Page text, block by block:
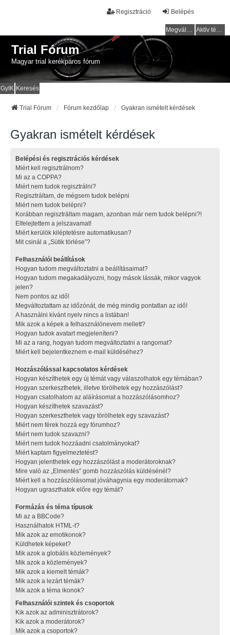
Belépés
Regisztráció
Megválaszolatlan témák Aktív témák
Trial Fórum
Magyar trial kerékpáros fórum
GyIK Keresés
Trial Fórum Fórum kezdőlap Gyakran ismételt kérdések
Gyakran ismételt kérdések
Belépési és regisztrációs kérdések
Miért kell regisztrálnom?
Mi az a COPPA?
Miért nem tudok regisztrálni?
Regisztráltam, de mégsem tudok belépni
Miért nem tudok belépni?
Korábban regisztráltam magam, azonban már nem tudok belépni?!
Elfelejtettem a jelszavamat!
Miért kerülök kiléptetésre automatikusan?
Mit csinál a „Sütik törlése”?
Felhasználói beállítások
Hogyan tudom megváltoztatni a beállításaimat?
Hogyan tudom megakadályozni, hogy mások lássák, mikor vagyok
jelen?
Nem pontos az idő!
Megváltoztattam az időzónát, de még mindig pontatlan az idő!
A használni kívánt nyelv nincs a listában!
Mik azok a képek a felhasználónevem mellett?
Hogyan tudok avatart megjeleníteni?
Mi az a rang, hogyan tudom megváltoztatni a rangomat?
Miért kell bejelentkeznem e-mail küldéséhez?
Hozzászólással kapcsolatos kérdések
Hogyan készíthetek egy új témát vagy válaszolhatok egy témában?
Hogyan szerkeszthetek, illetve törölhetek egy hozzászólást?
Hogyan csatolhatom az aláírásomat a hozzászólásomhoz?
Hogyan készíthetek szavazást?
Hogyan szerkeszthetek vagy törölhetek egy szavazást?
Miért nem férek hozzá egy fórumhoz?
Miért nem tudok szavazni?
Miért nem tudok hozzáadni csatolmányokat?
Miért kaptam figyelmeztetést?
Hogyan jelenthetek egy hozzászólást a moderátoroknak?
Mire való az „Elmentés” gomb hozzászólás küldésénél?
Miért kell a hozzászólásomat jóváhagynia egy moderátornak?
Hogyan ugraszthatok előre egy témát?
Formázás és téma típusok
Mi az a BBCode?
Használhatok HTML-t?
Mik azok az emotikonok?
Küldhetek képeket?
Mik azok a globális közlemények?
Mik azok a közlemények?
Mik azok a kiemelt témák?
Mik azok a lezárt témák?
Mik azok a téma ikonok?
Felhasználói szintek és csoportok
Kik azok az adminisztrátorok?
Kik azok a moderátorok?
Mik azok a csoportok?